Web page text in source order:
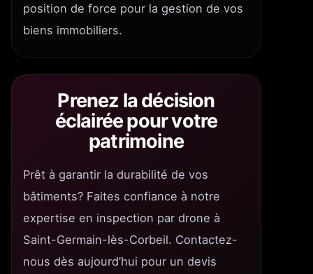
position de force pour la gestion de vos
biens immobiliers.
Prenez la décision
éclairée pour votre
patrimoine
Prêt à garantir la durabilité de vos
bâtiments? Faites confiance à notre
expertise en inspection par drone à
Saint-Germain-lès-Corbeil. Contactez-
nous dès aujourd’hui pour un devis